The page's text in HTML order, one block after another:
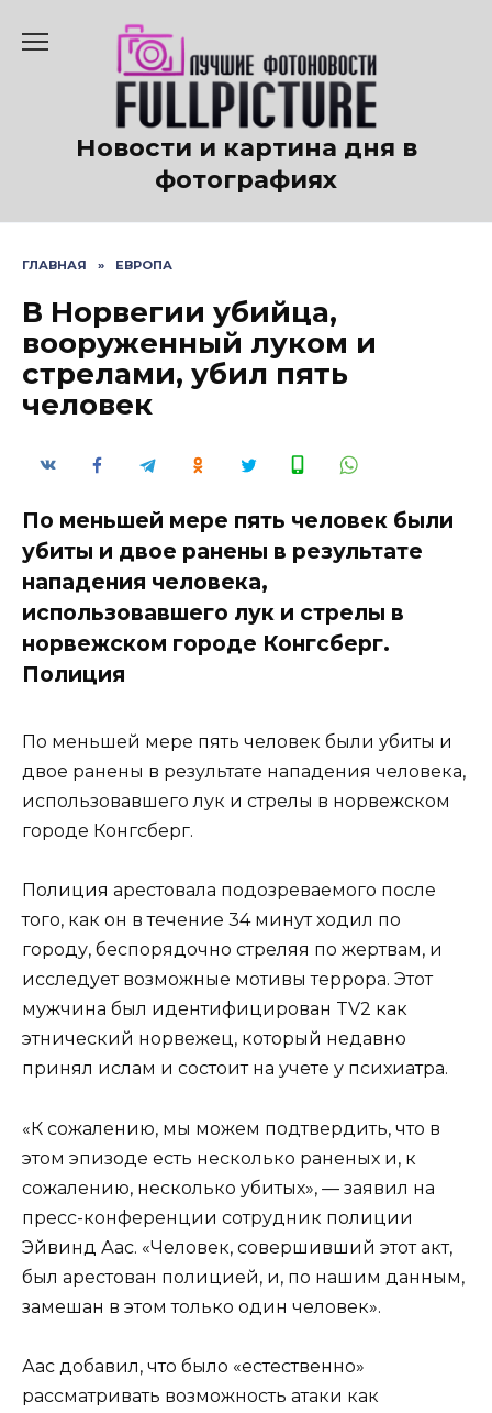
содержанию
Новости и картина дня в
фотографиях
ГЛАВНАЯ » ЕВРОПА
В Норвегии убийца,
вооруженный луком и
стрелами, убил пять
человек
По меньшей мере пять человек были
убиты и двое ранены в результате
нападения человека,
использовавшего лук и стрелы в
норвежском городе Конгсберг.
Полиция
По меньшей мере пять человек были убиты и
двое ранены в результате нападения человека,
использовавшего лук и стрелы в норвежском
городе Конгсберг.
Полиция арестовала подозреваемого после
того, как он в течение 34 минут ходил по
городу, беспорядочно стреляя по жертвам, и
исследует возможные мотивы террора. Этот
мужчина был идентифицирован TV2 как
этнический норвежец, который недавно
принял ислам и состоит на учете у психиатра.
«К сожалению, мы можем подтвердить, что в
этом эпизоде ​​есть несколько раненых и, к
сожалению, несколько убитых», — заявил на
пресс-конференции сотрудник полиции
Эйвинд Аас. «Человек, совершивший этот акт,
был арестован полицией, и, по нашим данным,
замешан в этом только один человек».
Аас добавил, что было «естественно»
рассматривать возможность атаки как